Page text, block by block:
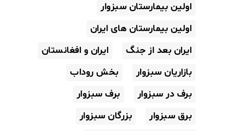
اولین بیمارستان سبزوار
اولین بیمارستان های ایران
ایران بعد از جنگ
ایران و افغانستان
بازاریان سبزوار
بخش روداب
برف در سبزوار
برف سبزوار
برق سبزوار
بزرگان سبزوار